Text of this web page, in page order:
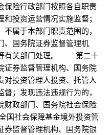
险行政部门按照各自职责
投资运营情况实施监督；
属于本部门职责范围的，
、国务院证券监督管理机
等有关部门处理。 第二十
券监督管理机构、国务院
对投资管理人投资、托管人
；发现违法违规行为的，
财政部门、国务院社会保险
社会保障基金境外投资管
券监督管理机构、国务院银